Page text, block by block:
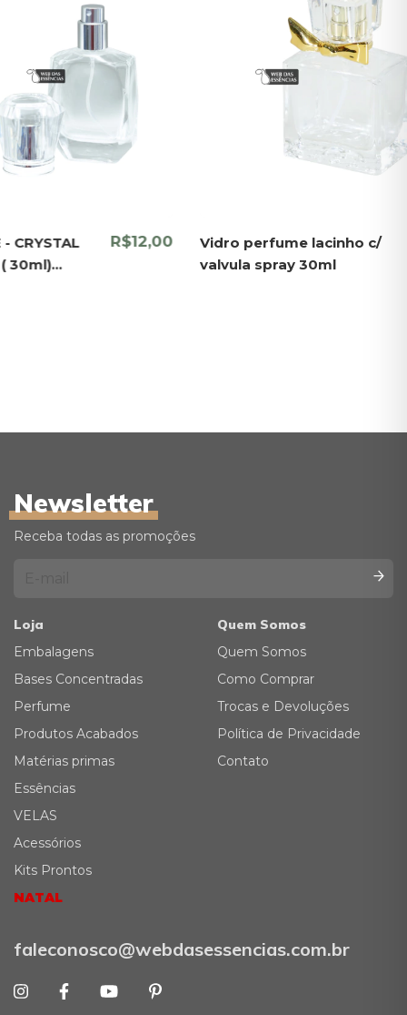
CRYSTAL
( 30ml)
R$12,00
Vidro perfume lacinho c/
valvula spray 30ml
Newsletter
Receba todas as promoções
Loja
Embalagens
Bases Concentradas
Perfume
Produtos Acabados
Matérias primas
Essências
VELAS
Acessórios
Kits Prontos
NATAL
Quem Somos
Quem Somos
Como Comprar
Trocas e Devoluções
Política de Privacidade
Contato
faleconosco@webdasessencias.com.br